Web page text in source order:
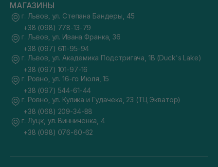
МАГАЗИНЫ
г. Львов, ул. Степана Бандеры, 45
+38 (098) 778-13-79
г. Львов, ул. Ивана Франка, 36
+38 (097) 611-95-94
г. Львов, ул. Академика Подстригача, 1В (Duck's Lake)
+38 (097) 101-97-16
г. Ровно, ул. 16-го Июля, 15
+38 (097) 544-61-44
г. Ровно, ул. Кулика и Гудачека, 23 (ТЦ Экватор)
+38 (068) 209-34-88
г. Луцк, ул. Винниченка, 4
+38 (098) 076-60-62